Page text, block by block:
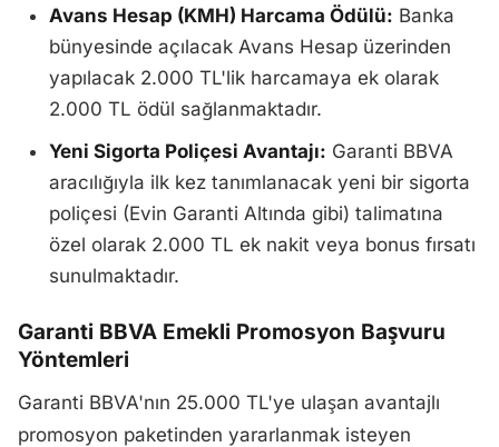
Avans Hesap (KMH) Harcama Ödülü: Banka
bünyesinde açılacak Avans Hesap üzerinden
yapılacak 2.000 TL'lik harcamaya ek olarak
2.000 TL ödül sağlanmaktadır.
Yeni Sigorta Poliçesi Avantajı: Garanti BBVA
aracılığıyla ilk kez tanımlanacak yeni bir sigorta
poliçesi (Evin Garanti Altında gibi) talimatına
özel olarak 2.000 TL ek nakit veya bonus fırsatı
sunulmaktadır.
Garanti BBVA Emekli Promosyon Başvuru
Yöntemleri
Garanti BBVA'nın 25.000 TL'ye ulaşan avantajlı
promosyon paketinden yararlanmak isteyen